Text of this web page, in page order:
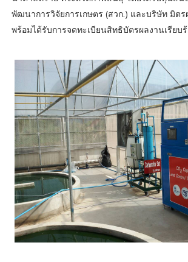
พัฒนาการวิจัยการเกษตร (สวก.) และบริษัท มิตร
พร้อมได้รับการจดทะเบียนสิทธิบัตรผลงานเรียบ